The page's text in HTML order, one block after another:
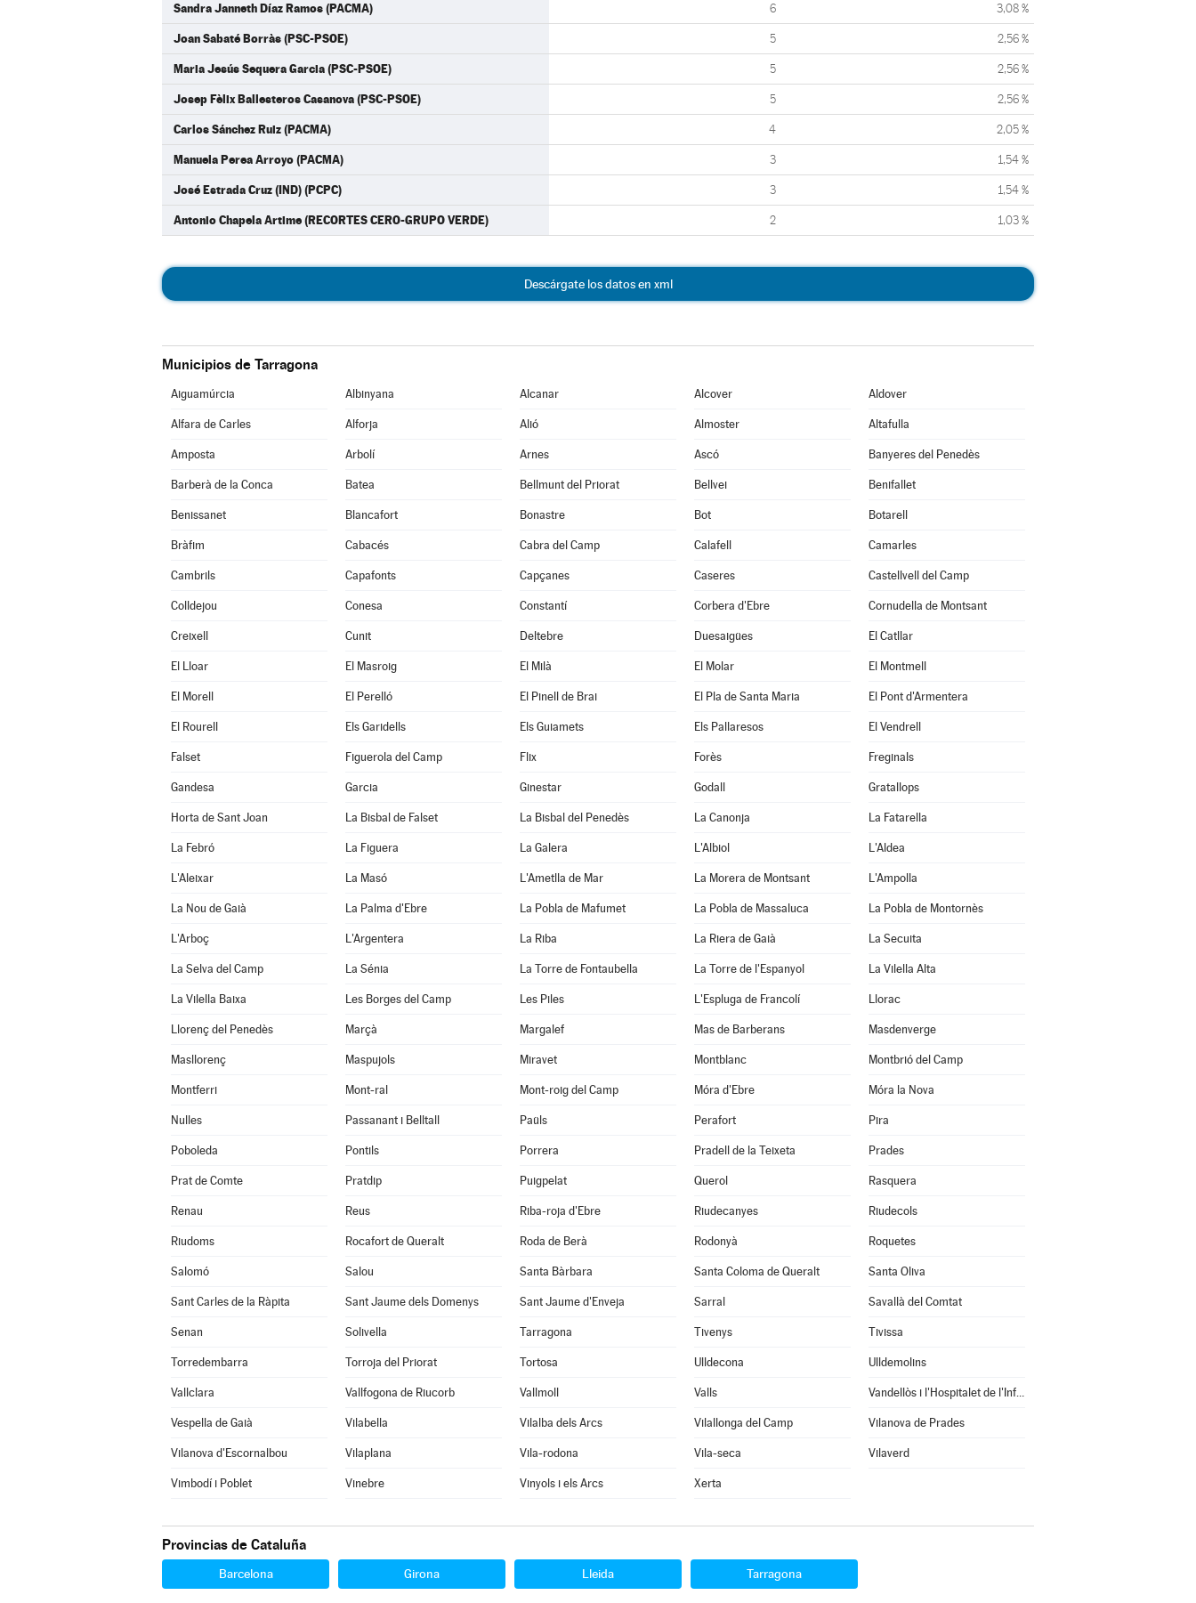
Sandra Janneth Díaz Ramos (PACMA) 6 3,08 %
Joan Sabaté Borràs (PSC-PSOE) 5 2,56 %
Maria Jesús Sequera Garcia (PSC-PSOE) 5 2,56 %
Josep Fèlix Ballesteros Casanova (PSC-PSOE) 5 2,56 %
Carlos Sánchez Ruiz (PACMA) 4 2,05 %
Manuela Perea Arroyo (PACMA) 3 1,54 %
José Estrada Cruz (IND) (PCPC) 3 1,54 %
Antonio Chapela Artime (RECORTES CERO-GRUPO VERDE) 2 1,03 %
Descárgate los datos en xml
Municipios de Tarragona
Aiguamúrcia Albinyana Alcanar Alcover Aldover
Alfara de Carles Alforja Alió Almoster Altafulla
Amposta Arbolí Arnes Ascó Banyeres del Penedès
Barberà de la Conca Batea Bellmunt del Priorat Bellvei Benifallet
Benissanet Blancafort Bonastre Bot Botarell
Bràfim Cabacés Cabra del Camp Calafell Camarles
Cambrils Capafonts Capçanes Caseres Castellvell del Camp
Colldejou Conesa Constantí Corbera d'Ebre Cornudella de Montsant
Creixell Cunit Deltebre Duesaigües El Catllar
El Lloar El Masroig El Milà El Molar El Montmell
El Morell El Perelló El Pinell de Brai El Pla de Santa Maria El Pont d'Armentera
El Rourell Els Garidells Els Guiamets Els Pallaresos El Vendrell
Falset Figuerola del Camp Flix Forès Freginals
Gandesa Garcia Ginestar Godall Gratallops
Horta de Sant Joan La Bisbal de Falset La Bisbal del Penedès La Canonja La Fatarella
La Febró La Figuera La Galera L'Albiol L'Aldea
L'Aleixar La Masó L'Ametlla de Mar La Morera de Montsant L'Ampolla
La Nou de Gaià La Palma d'Ebre La Pobla de Mafumet La Pobla de Massaluca La Pobla de Montornès
L'Arboç L'Argentera La Riba La Riera de Gaià La Secuita
La Selva del Camp La Sénia La Torre de Fontaubella La Torre de l'Espanyol La Vilella Alta
La Vilella Baixa Les Borges del Camp Les Piles L'Espluga de Francolí Llorac
Llorenç del Penedès Marçà Margalef Mas de Barberans Masdenverge
Masllorenç Maspujols Miravet Montblanc Montbrió del Camp
Montferri Mont-ral Mont-roig del Camp Móra d'Ebre Móra la Nova
Nulles Passanant i Belltall Paüls Perafort Pira
Poboleda Pontils Porrera Pradell de la Teixeta Prades
Prat de Comte Pratdip Puigpelat Querol Rasquera
Renau Reus Riba-roja d'Ebre Riudecanyes Riudecols
Riudoms Rocafort de Queralt Roda de Berà Rodonyà Roquetes
Salomó Salou Santa Bàrbara Santa Coloma de Queralt Santa Oliva
Sant Carles de la Ràpita Sant Jaume dels Domenys Sant Jaume d'Enveja Sarral Savallà del Comtat
Senan Solivella Tarragona Tivenys Tivissa
Torredembarra Torroja del Priorat Tortosa Ulldecona Ulldemolins
Vallclara Vallfogona de Riucorb Vallmoll Valls Vandellòs i l'Hospitalet de l'Infant
Vespella de Gaià Vilabella Vilalba dels Arcs Vilallonga del Camp Vilanova de Prades
Vilanova d'Escornalbou Vilaplana Vila-rodona Vila-seca Vilaverd
Vimbodí i Poblet Vinebre Vinyols i els Arcs Xerta
Provincias de Cataluña
Barcelona Girona Lleida Tarragona